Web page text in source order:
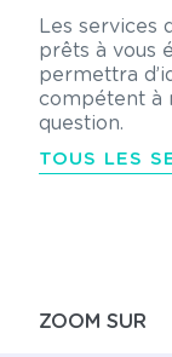
Les services
prêts à vous
permettra
compétent à
question.
TOUS LES
ZOOM SUR